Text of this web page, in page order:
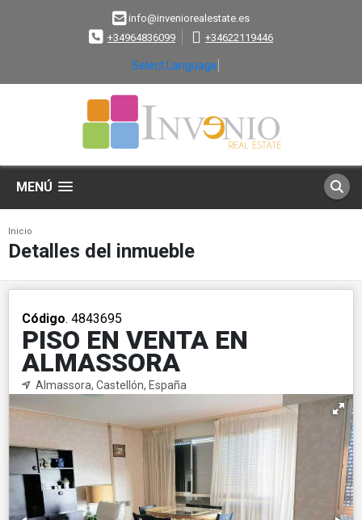
info@inveniorealestate.es
+34964836099
+34622119446
Select Language
MENÚ
Inicio
Detalles del inmueble
Código. 4843695
PISO EN VENTA EN
ALMASSORA
Almassora, Castellón, España